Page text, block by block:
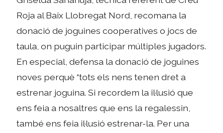
Roja al Baix Llobregat Nord, recomana la
donació de joguines cooperatives o jocs de
taula, on puguin participar múltiples jugadors.
En especial, defensa la donació de joguines
noves perquè “tots els nens tenen dret a
estrenar joguina. Si recordem la il·lusió que
ens feia a nosaltres que ens la regalessin,
també ens feia il·lusió estrenar-la. Per una